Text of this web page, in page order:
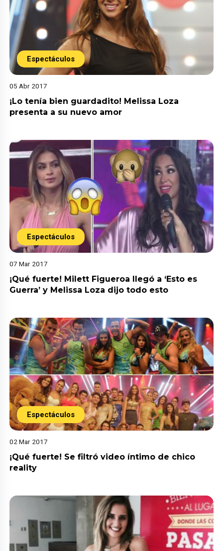
Espectáculos
05 Abr 2017
¡Lo tenía bien guardadito! Melissa Loza
presenta a su nuevo amor
Espectáculos
07 Mar 2017
¡Qué fuerte! Milett Figueroa llegó a ‘Esto es
Guerra’ y Melissa Loza dijo todo esto
Espectáculos
02 Mar 2017
¡Qué fuerte! Se filtró video íntimo de chico
reality